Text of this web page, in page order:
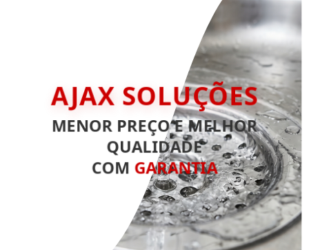
AJAX SOLUÇÕES
MENOR PREÇO E MELHOR
QUALIDADE
COMGARANTIA